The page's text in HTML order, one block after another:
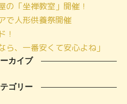
の「坐禅教室」開催！
で人形供養祭開催
！
ら、一番安くて安心よね」
カイブ
ゴリー